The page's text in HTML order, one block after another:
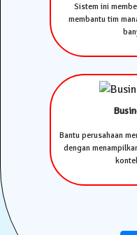
Sistem ini
membantu tim
Bantu perusahaan
dengan